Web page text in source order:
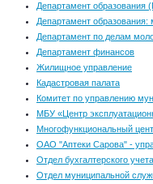
Департамент образования
Департамент образования:
Департамент по делам
Департамент финансов
Жилищное управление
Кадастровая палата
Комитет по управлению
МБУ «Центр
Многофункциональный
ОАО "Аптеки Сарова" -
Отдел бухгалтерского учета
Отдел муниципальной